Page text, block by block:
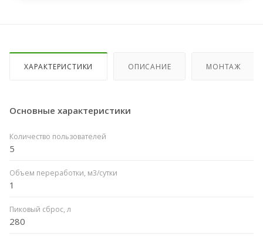
ХАРАКТЕРИСТИКИ ОПИСАНИЕ МОНТАЖ
Основные характеристики
Количество пользователей
5
Объем переработки, м3/сутки
1
Пиковый сброс, л
280